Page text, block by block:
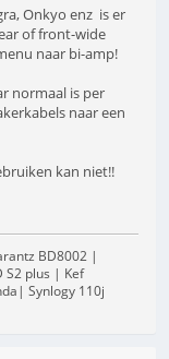
Onkyo enz is er
of front-wide
naar bi-amp!
normaal is per
naar een
kan niet!!
BD8002 |
S2 plus | Kef
Synlogy 110j